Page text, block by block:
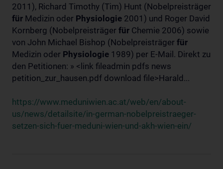
2011), Richard Timothy (Tim) Hunt (Nobelpreisträger
für Medizin oder Physiologie 2001) und Roger David
Kornberg (Nobelpreisträger für Chemie 2006) sowie
von John Michael Bishop (Nobelpreisträger für
Medizin oder Physiologie 1989) per E-Mail. Direkt zu
den Petitionen: » <link fileadmin pdfs news
petition_zur_hausen.pdf download file>Harald...
https://www.meduniwien.ac.at/web/en/about-
us/news/detailsite/in-german-nobelpreistraeger-
setzen-sich-fuer-meduni-wien-und-akh-wien-ein/